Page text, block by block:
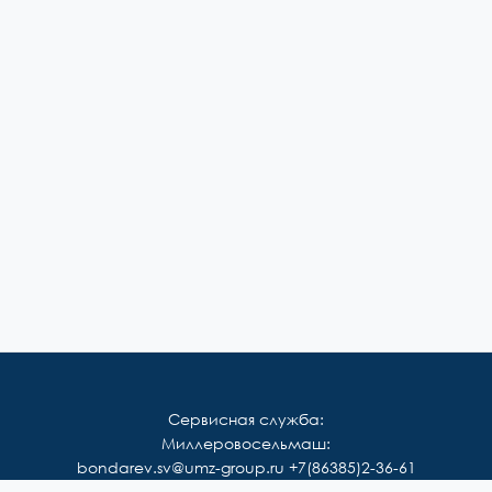
Сервисная служба:
Миллеровосельмаш:
bondarev.sv@umz-group.ru +7(86385)2-36-61